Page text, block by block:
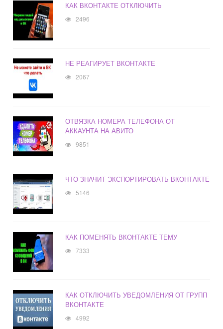
КАК ВКОНТАКТЕ ОТКЛЮЧИТЬ
2496
НЕ РЕАГИРУЕТ ВКОНТАКТЕ
2067
ОТВЯЗКА НОМЕРА ТЕЛЕФОНА ОТ
АККАУНТА НА АВИТО
9851
ЧТО ЗНАЧИТ ЭКСПОРТИРОВАТЬ ВКОНТАКТЕ
5146
КАК ПОМЕНЯТЬ ВКОНТАКТЕ ТЕМУ
7333
КАК ОТКЛЮЧИТЬ УВЕДОМЛЕНИЯ ОТ ГРУПП
ВКОНТАКТЕ
4992